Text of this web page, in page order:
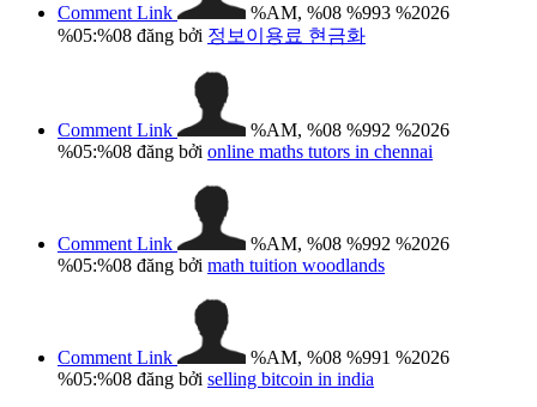
Comment Link
%AM, %08 %993 %2026
%05:%08 đăng bởi 정보이용료 현금화
Comment Link
%AM, %08 %992 %2026
%05:%08 đăng bởi online maths tutors in chennai
Comment Link
%AM, %08 %992 %2026
%05:%08 đăng bởi math tuition woodlands
Comment Link
%AM, %08 %991 %2026
%05:%08 đăng bởi selling bitcoin in india